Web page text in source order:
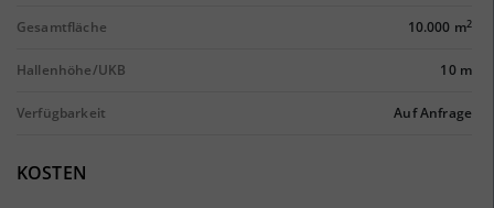
Gesamtfläche 10.000 m2
Hallenhöhe/UKB 10 m
Verfügbarkeit Auf Anfrage
KOSTEN